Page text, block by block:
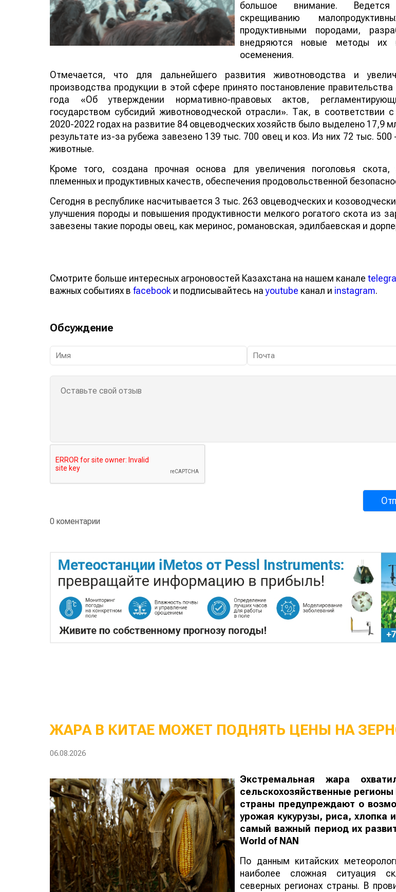
большое внимание.
скрещиванию
продуктивными породами,
внедряются новые методы их
осеменения.
Отмечается, что для дальнейшего развития животноводства и
производства продукции в этой сфере принято постановление
года «Об утверждении нормативно-правовых актов,
государством субсидий животноводческой отрасли». Так, в соответствии
2020-2022 годах на развитие 84 овцеводческих хозяйств было выделено 17,9
результате из-за рубежа завезено 139 тыс. 700 овец и коз. Из них 72 тыс. 500
животные.
Кроме того, создана прочная основа для увеличения поголовья скота,
племенных и продуктивных качеств, обеспечения продовольственной
Сегодня в республике насчитывается 3 тыс. 263 овцеводческих и
улучшения породы и повышения продуктивности мелкого рогатого скота из
завезены такие породы овец, как меринос, романовская, эдилбаевская и
Смотрите больше интересных агроновостей Казахстана на нашем канале
важных событиях в facebook и подписывайтесь наyoutube канал и instagram.
Обсуждение
0 коментарии
ЖАРА В КИТАЕ МОЖЕТ ПОДНЯТЬ ЦЕНЫ НА
06.08.2026
Экстремальная жара
сельскохозяйственные
страны предупреждают о
урожая кукурузы, риса, хлопка
самый важный период их
World of NAN
По данным китайских
наиболее сложная ситуация
северных регионах страны. В